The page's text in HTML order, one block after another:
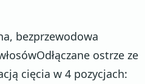
bezprzewodowa
ostrze ze
cięcia w 4 pozycjach: